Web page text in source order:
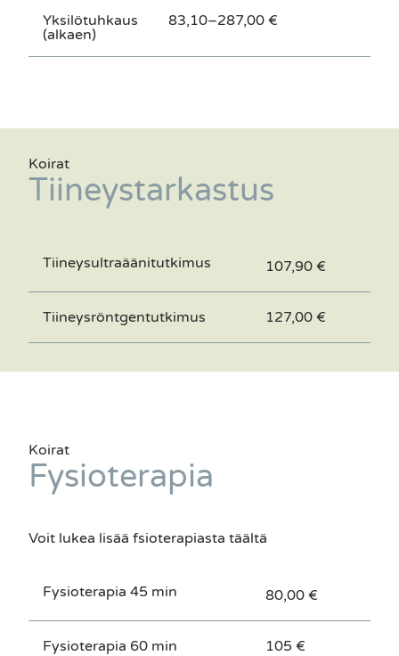
Yksilötuhkaus
(alkaen)
83,10–287,00 €
Koirat
Tiineystarkastus
Tiineysultraäänitutkimus 107,90 €
Tiineysröntgentutkimus 127,00 €
Koirat
Fysioterapia
Voit lukea lisää fsioterapiasta täältä
Fysioterapia 45 min 80,00 €
Fysioterapia 60 min 105 €